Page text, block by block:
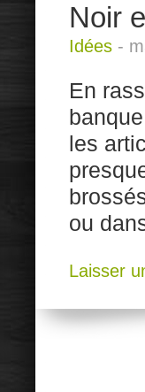
Noir
Idées -
En
les
ou
Laisser